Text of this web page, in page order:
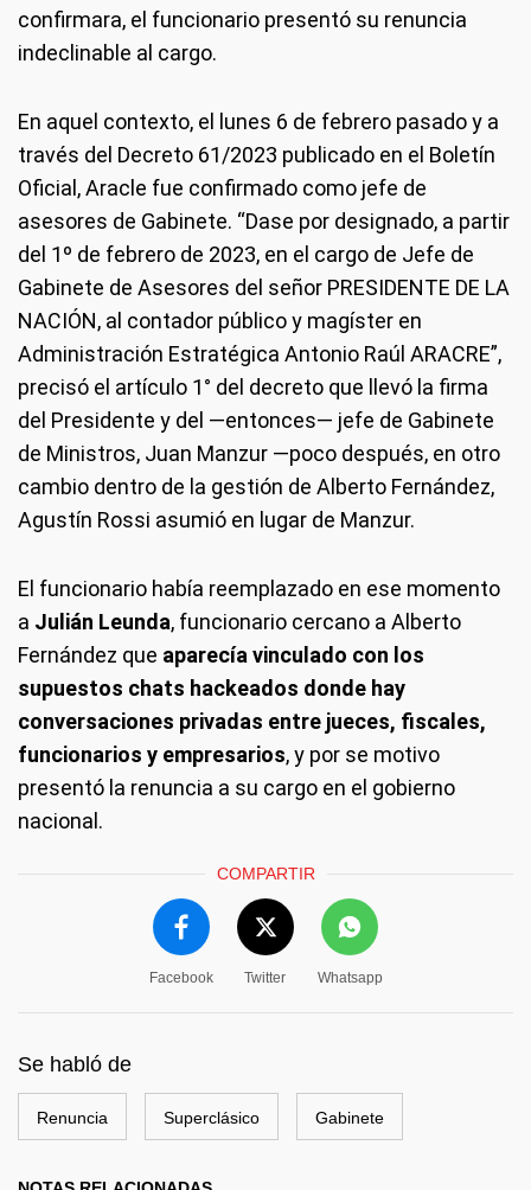
confirmara, el funcionario presentó su renuncia
indeclinable al cargo.
En aquel contexto, el lunes 6 de febrero pasado y a
través del Decreto 61/2023 publicado en el Boletín
Oficial, Aracle fue confirmado como jefe de
asesores de Gabinete. “Dase por designado, a partir
del 1º de febrero de 2023, en el cargo de Jefe de
Gabinete de Asesores del señor PRESIDENTE DE LA
NACIÓN, al contador público y magíster en
Administración Estratégica Antonio Raúl ARACRE”,
precisó el artículo 1° del decreto que llevó la firma
del Presidente y del —entonces— jefe de Gabinete
de Ministros, Juan Manzur —poco después, en otro
cambio dentro de la gestión de Alberto Fernández,
Agustín Rossi asumió en lugar de Manzur.
El funcionario había reemplazado en ese momento
a Julián Leunda, funcionario cercano a Alberto
Fernández que aparecía vinculado con los
supuestos chats hackeados donde hay
conversaciones privadas entre jueces, fiscales,
funcionarios y empresarios, y por se motivo
presentó la renuncia a su cargo en el gobierno
nacional.
COMPARTIR
Facebook Twitter Whatsapp
Se habló de
Renuncia Superclásico Gabinete